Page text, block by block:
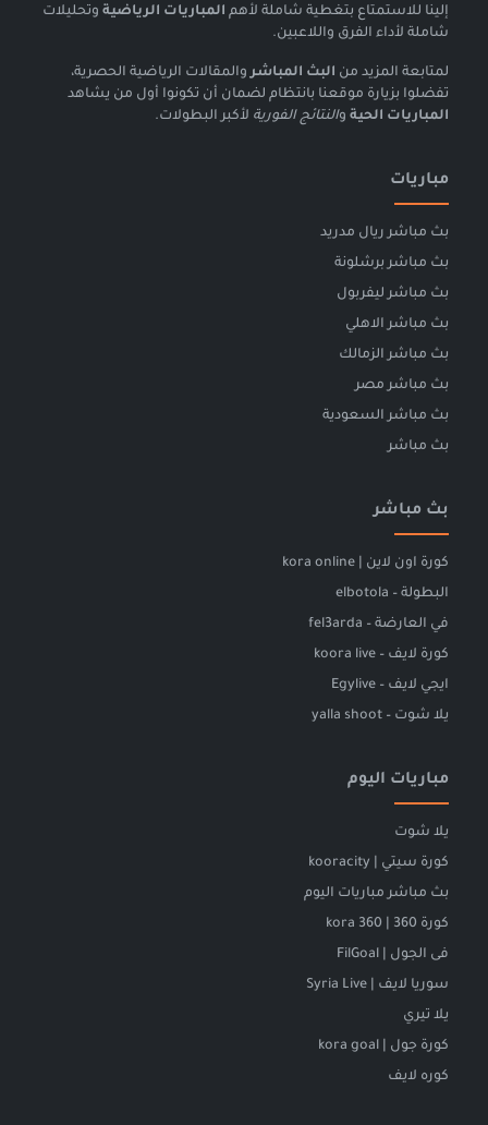
إلينا للاستمتاع بتغطية شاملة لأهم المباريات الرياضية وتحليلات
شاملة لأداء الفرق واللاعبين.
لمتابعة المزيد من البث المباشروالمقالات الرياضية الحصرية،
تفضلوا بزيارة موقعنا بانتظام لضمان أن تكونوا أول من يشاهد
المباريات الحية والنتائج الفورية لأكبر البطولات.
مباريات
بث مباشر ريال مدريد
بث مباشر برشلونة
بث مباشر ليفربول
بث مباشر الاهلي
بث مباشر الزمالك
بث مباشر مصر
بث مباشر السعودية
بث مباشر
بث مباشر
كورة اون لاين | kora online
البطولة – elbotola
في العارضة – fel3arda
كورة لايف – koora live
ايجي لايف – Egylive
يلا شوت – yalla shoot
مباريات اليوم
يلا شوت
كورة سيتي | kooracity
بث مباشر مباريات اليوم
كورة 360 | kora 360
فى الجول | FilGoal
سوريا لايف | Syria Live
يلا تيري
كورة جول | kora goal
كوره لايف